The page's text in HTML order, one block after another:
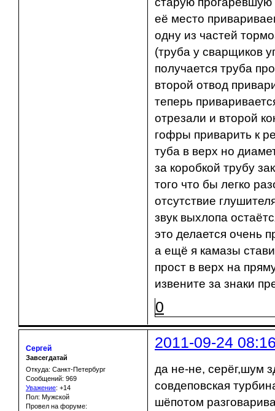
её место
одну из частей
(труба у сварщиков
получается труба
второй отвод
теперь
отрезали и второй
гофры приварить к
туба в верх но
за коробкой трубу
того что бы легко
отсутствие
звук выхлопа
это делается очень
а ещё я камазы
прост в верх на
извените за знаки
0
2011-09-24
Сергей
Завсегдатай
Откуда: Санкт-Петербург
Сообщений: 969
Уважение: +14
Пол: Мужской
Провел на форуме:
да не-не, серёг,шум
совдеповская
шёпотом